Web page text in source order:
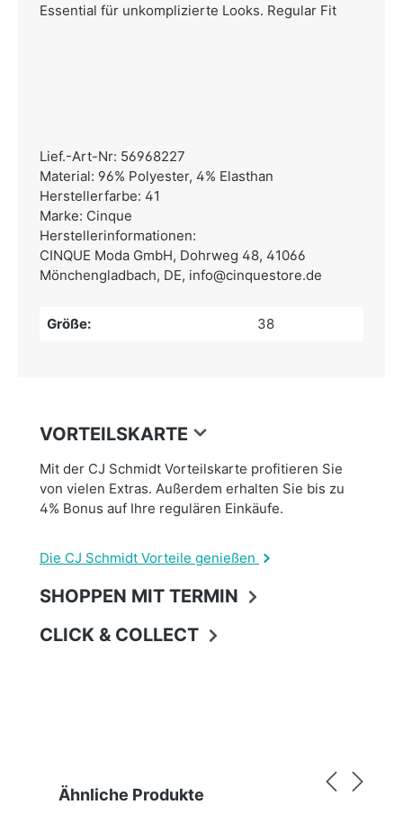
Essential für unkomplizierte Looks. Regular Fit
Lief.-Art-Nr: 56968227
Material: 96% Polyester, 4% Elasthan
Herstellerfarbe: 41
Marke: Cinque
Herstellerinformationen:
CINQUE Moda GmbH, Dohrweg 48, 41066
Mönchengladbach, DE, info@cinquestore.de
Größe: 38
VORTEILSKARTE
Mit der CJ Schmidt Vorteilskarte profitieren Sie
von vielen Extras. Außerdem erhalten Sie bis zu
4% Bonus auf Ihre regulären Einkäufe.
Die CJ Schmidt Vorteile genießen
SHOPPEN MIT TERMIN
CLICK & COLLECT
Produktgalerie überspringen
Ähnliche Produkte